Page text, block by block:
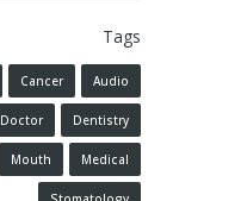
Tags
Audio
Cancer
Dentistry
Doctor
Medical
Mouth